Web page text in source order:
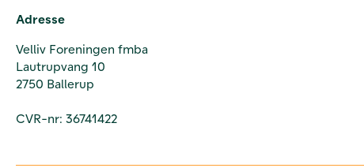
Adresse
Velliv Foreningen fmba
Lautrupvang 10
2750 Ballerup
CVR-nr: 36741422